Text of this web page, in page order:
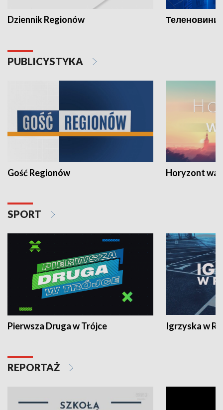
Dziennik Regionów Теленовини
PUBLICYSTYKA
Gość Regionów Horyzont
SPORT
Pierwsza Druga w Trójce Igrzyska w
REPORTAŻ